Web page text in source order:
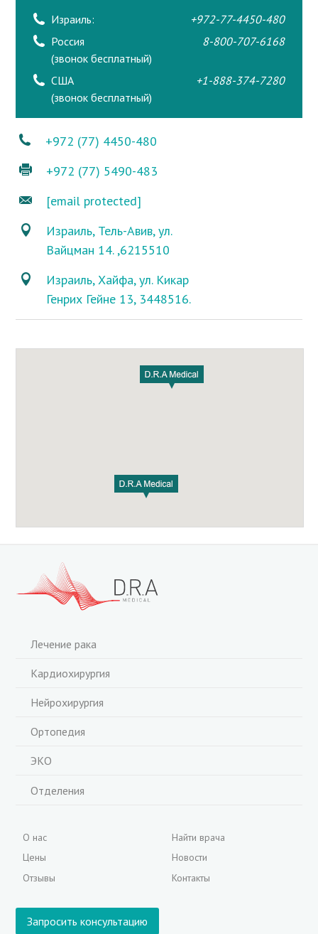
Израиль:
+972-77-4450-480
Россия
(звонок бесплатный)
8-800-707-6168
США
(звонок бесплатный)
+1-888-374-7280
+972 (77) 4450-480
+972 (77) 5490-483
[email protected]
Израиль, Тель-Авив, ул.
Вайцман 14. ,6215510
Израиль, Хайфа, ул. Кикар
Генрих Гейне 13, 3448516.
Лечение рака
Кардиохирургия
Нейрохирургия
Ортопедия
ЭКО
Отделения
О нас
Цены
Отзывы
Найти врача
Новости
Контакты
Запросить консультацию